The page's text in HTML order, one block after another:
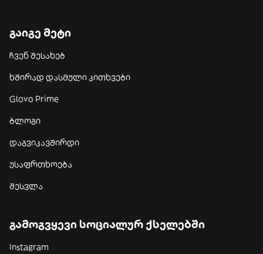
გაიგე მეტი
ჩვენ შესახებ
ხშირად დასმული კითხვები
Glovo Prime
ბლოგი
დაგვიკავშირდი
უსაფრთხოება
შესვლა
გამოგვყევი სოციალურ ქსელებში
Instagram